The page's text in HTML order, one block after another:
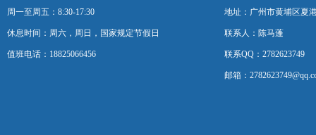
周一至周五：8:30-17:30
休息时间：周六，周日，国家规定节假日
值班电话：18825066456
地址：广州市黄埔区夏
联系人：陈马蓬
联系QQ：2782623749
邮箱：